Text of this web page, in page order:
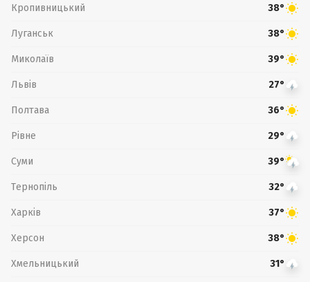
Кропивницький 38°
Луганськ 38°
Миколаїв 39°
Львів 27°
Полтава 36°
Рівне 29°
Суми 39°
Тернопіль 32°
Харків 37°
Херсон 38°
Хмельницький 31°